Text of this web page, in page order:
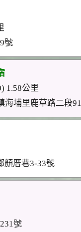
號
1.58公里
海埔里鹿草路二段
顏厝巷3-33號
號